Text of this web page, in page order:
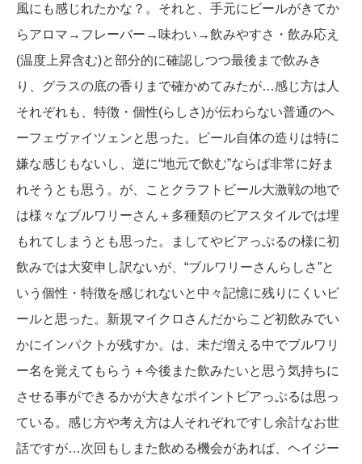
風にも感じれたかな？。それと、手元にビールがきてか
らアロマ→フレーバー→味わい→飲みやすさ・飲み応え
(温度上昇含む)と部分的に確認しつつ最後まで飲みき
り、グラスの底の香りまで確かめてみたが…感じ方は人
それぞれも、特徴・個性(らしさ)が伝わらない普通のヘ
ーフェヴァイツェンと思った。ビール自体の造りは特に
嫌な感じもないし、逆に“地元で飲む”ならば非常に好ま
れそうとも思う。が、ことクラフトビール大激戦の地で
は様々なブルワリーさん＋多種類のビアスタイルでは埋
もれてしまうとも思った。ましてやビアっぷるの様に初
飲みでは大変申し訳ないが、“ブルワリーさんらしさ”と
いう個性・特徴を感じれないと中々記憶に残りにくいビ
ールと思った。新規マイクロさんだからこど初飲みでい
かにインパクトが残すか。は、未だ増える中でブルワリ
ー名を覚えてもらう＋今後また飲みたいと思う気持ちに
させる事ができるかが大きなポイントビアっぷるは思っ
ている。感じ方や考え方は人それぞれですし余計なお世
話ですが…次回もしまた飲める機会があれば、ヘイジー